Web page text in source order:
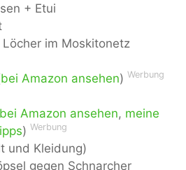
+ Etui
im Moskitonetz
bei Amazon ansehen) Werbung
bei Amazon ansehen, meine
) Werbung
und Kleidung)
gegen Schnarcher